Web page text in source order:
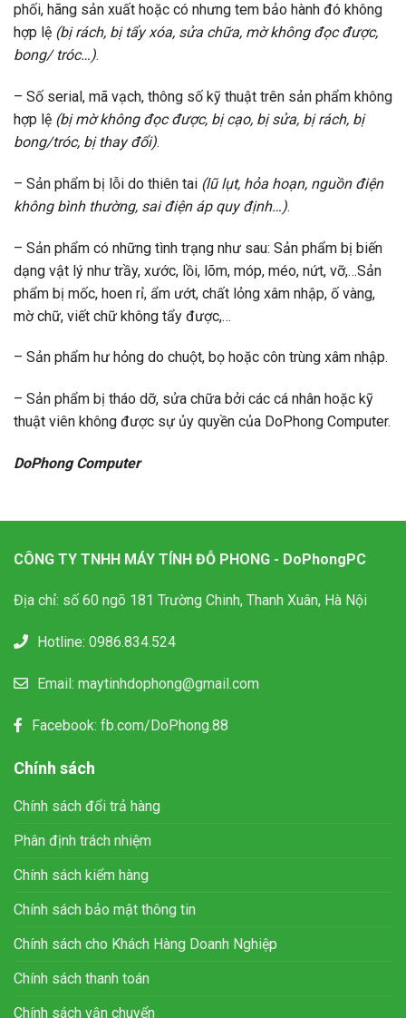
phối, hãng sản xuất hoặc có nhưng tem bảo hành đó không
hợp lệ (bị rách, bị tẩy xóa, sửa chữa, mờ không đọc được,
bong/ tróc…).
– Số serial, mã vạch, thông số kỹ thuật trên sản phẩm không
hợp lệ (bị mờ không đọc được, bị cạo, bị sửa, bị rách, bị
bong/tróc, bị thay đổi).
– Sản phẩm bị lỗi do thiên tai (lũ lụt, hỏa hoạn, nguồn điện
không bình thường, sai điện áp quy định…).
– Sản phẩm có những tình trạng như sau: Sản phẩm bị biến
dạng vật lý như trầy, xước, lồi, lõm, móp, méo, nứt, vỡ,…Sản
phẩm bị mốc, hoen rỉ, ẩm ướt, chất lỏng xâm nhập, ố vàng,
mờ chữ, viết chữ không tẩy được,…
– Sản phẩm hư hỏng do chuột, bọ hoặc côn trùng xâm nhập.
– Sản phẩm bị tháo dỡ, sửa chữa bởi các cá nhân hoặc kỹ
thuật viên không được sự ủy quyền của DoPhong Computer.
DoPhong Computer
CÔNG TY TNHH MÁY TÍNH ĐỖ PHONG - DoPhongPC
Địa chỉ: số 60 ngõ 181 Trường Chinh, Thanh Xuân, Hà Nội
Hotline: 0986.834.524
Email: maytinhdophong@gmail.com
Facebook: fb.com/DoPhong.88
Chính sách
Chính sách đổi trả hàng
Phân định trách nhiệm
Chính sách kiểm hàng
Chính sách bảo mật thông tin
Chính sách cho Khách Hàng Doanh Nghiệp
Chính sách thanh toán
Chính sách vận chuyển